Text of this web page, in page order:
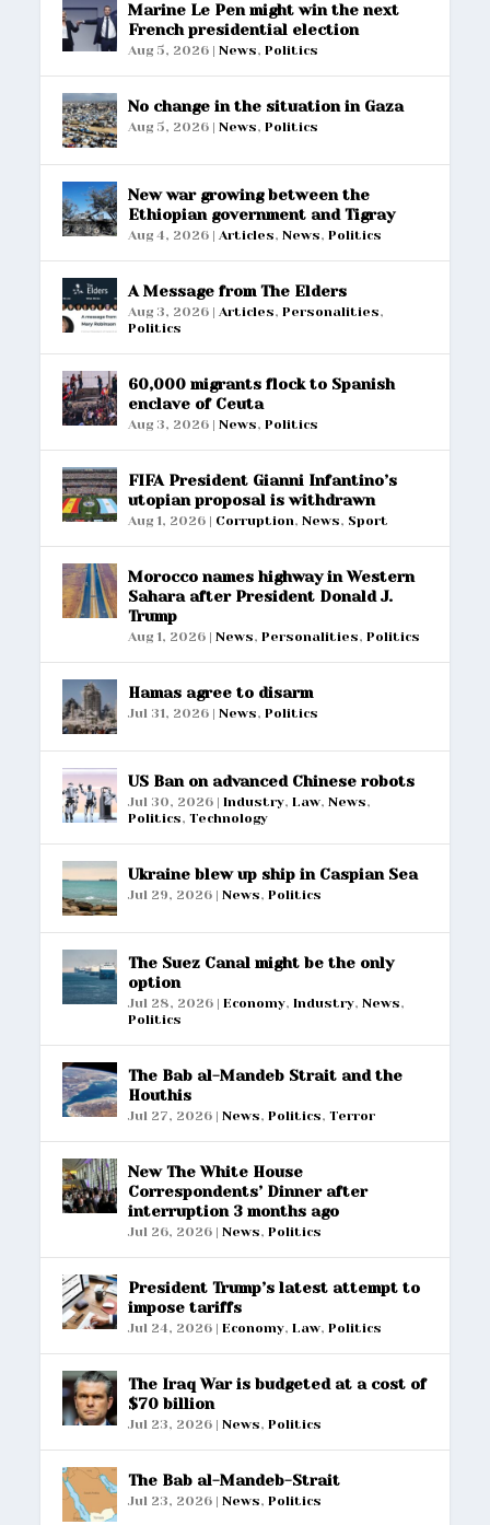
Marine Le Pen might win the next
French presidential election
Aug 5, 2026 |News,Politics
No change in the situation in Gaza
Aug 5, 2026 |News,Politics
New war growing between the
Ethiopian government and Tigray
Aug 4, 2026 |Articles,News,Politics
A Message from The Elders
Aug 3, 2026 |Articles,Personalities,
Politics
60,000 migrants flock to Spanish
enclave of Ceuta
Aug 3, 2026 |News,Politics
FIFA President Gianni Infantino’s
utopian proposal is withdrawn
Aug 1, 2026 | Corruption,News, Sport
Morocco names highway in Western
Sahara after President Donald J.
Trump
Aug 1, 2026 |News,Personalities,Politics
Hamas agree to disarm
Jul 31, 2026 |News,Politics
US Ban on advanced Chinese robots
Jul 30, 2026 |Industry,Law,News,
Politics,Technology
Ukraine blew up ship in Caspian Sea
Jul 29, 2026 |News,Politics
The Suez Canal might be the only
option
Jul 28, 2026 |Economy,Industry,News,
Politics
The Bab al-Mandeb Strait and the
Houthis
Jul 27, 2026 |News,Politics,Terror
New The White House
Correspondents’ Dinner after
interruption 3 months ago
Jul 26, 2026 |News,Politics
President Trump’s latest attempt to
impose tariffs
Jul 24, 2026 |Economy,Law,Politics
The Iraq War is budgeted at a cost of
$70 billion
Jul 23, 2026 |News,Politics
The Bab al-Mandeb-Strait
Jul 23, 2026 |News,Politics